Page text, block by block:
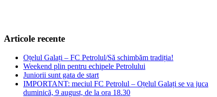
Articole recente
Oțelul Galați – FC Petrolul/Să schimbăm tradiția!
Weekend plin pentru echipele Petrolului
Juniorii sunt gata de start
IMPORTANT: meciul FC Petrolul – Oțelul Galați se va juca
duminică, 9 august, de la ora 18.30